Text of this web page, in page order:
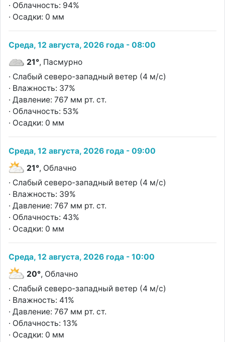
· Облачность: 94%
· Осадки: 0 мм
Среда, 12 августа, 2026 года - 08:00
21°, Пасмурно
· Слабый северо-западный ветер (4 м/с)
· Влажность: 37%
· Давление: 767 мм рт. ст.
· Облачность: 53%
· Осадки: 0 мм
Среда, 12 августа, 2026 года - 09:00
21°, Облачно
· Слабый северо-западный ветер (4 м/с)
· Влажность: 39%
· Давление: 767 мм рт. ст.
· Облачность: 43%
· Осадки: 0 мм
Среда, 12 августа, 2026 года - 10:00
20°, Облачно
· Слабый северо-западный ветер (4 м/с)
· Влажность: 41%
· Давление: 767 мм рт. ст.
· Облачность: 13%
· Осадки: 0 мм